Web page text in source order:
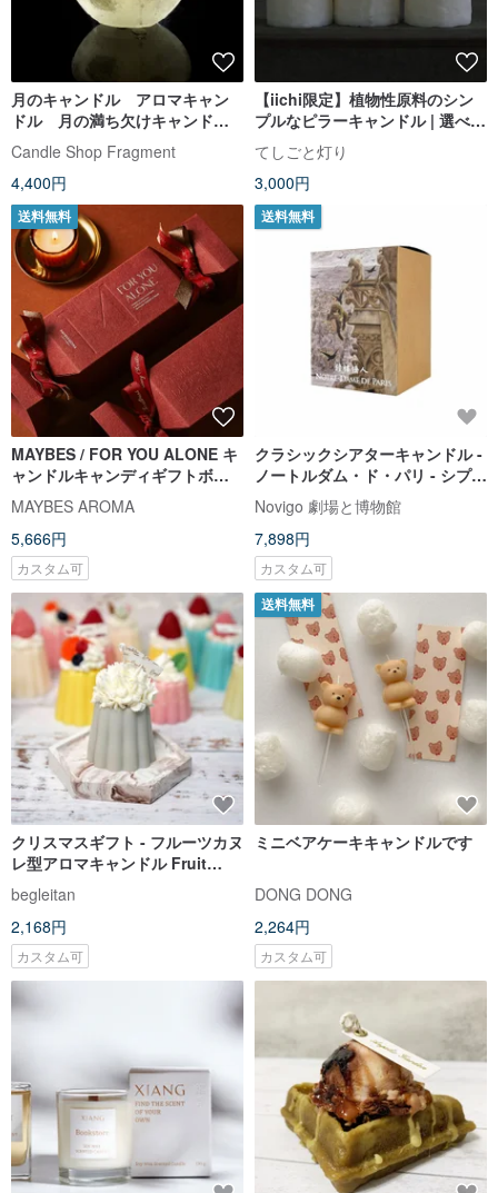
月のキャンドル アロマキャン
ドル 月の満ち欠けキャンド
ル スモールサイズ 透明 浪漫
Candle Shop Fragment
4,400円
【iichi限定】植物性原料のシン
プルなピラーキャンドル | 選べる
天然精油の香り
てしごと灯り
3,000円
送料無料
MAYBES / FOR YOU ALONE キ
ャンドルキャンディギフトボッ
クスセット
MAYBES AROMA
5,666円
カスタム可
送料無料
クラシックシアターキャンドル -
ノートルダム・ド・パリ - シプレ
ウッディ調
Novigo 劇場と博物館
7,898円
カスタム可
クリスマスギフト - フルーツカヌ
レ型アロマキャンドル Fruit
Canele Scented Cand
begleitan
2,168円
カスタム可
送料無料
ミニベアケーキキャンドルです
DONG DONG
2,264円
カスタム可